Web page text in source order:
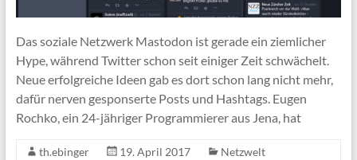
Das soziale Netzwerk Mastodon ist gerade ein ziemlicher
Hype, während Twitter schon seit einiger Zeit schwächelt.
Neue erfolgreiche Ideen gab es dort schon lang nicht mehr,
dafür nerven gesponserte Posts und Hashtags. Eugen
Rochko, ein 24-jähriger Programmierer aus Jena, hat
th.ebinger 19. April 2017
Netzwelt